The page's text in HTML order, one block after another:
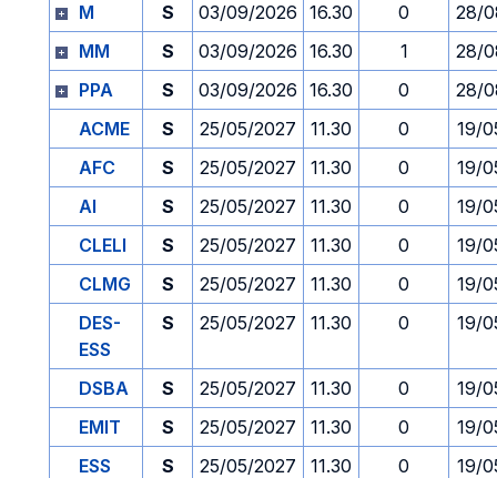
M
S 03/09/2026 16.30 0
28/
MM
S 03/09/2026 16.30 1
28/
PPA
S 03/09/2026 16.30 0
28/
ACME
S 25/05/2027 11.30 0
19/
AFC
S 25/05/2027 11.30 0
19/
AI
S 25/05/2027 11.30 0
19/
CLELI
S 25/05/2027 11.30 0
19/
CLMG
S 25/05/2027 11.30 0
19/
DES-
ESS
S 25/05/2027 11.30 0 19/
DSBA S 25/05/2027 11.30 0
19/
EMIT
S 25/05/2027 11.30 0
19/
ESS
S 25/05/2027 11.30 0
19/